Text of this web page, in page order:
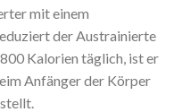
mit einem
der Austrainierte
Kalorien täglich, ist er
Anfänger der Körper